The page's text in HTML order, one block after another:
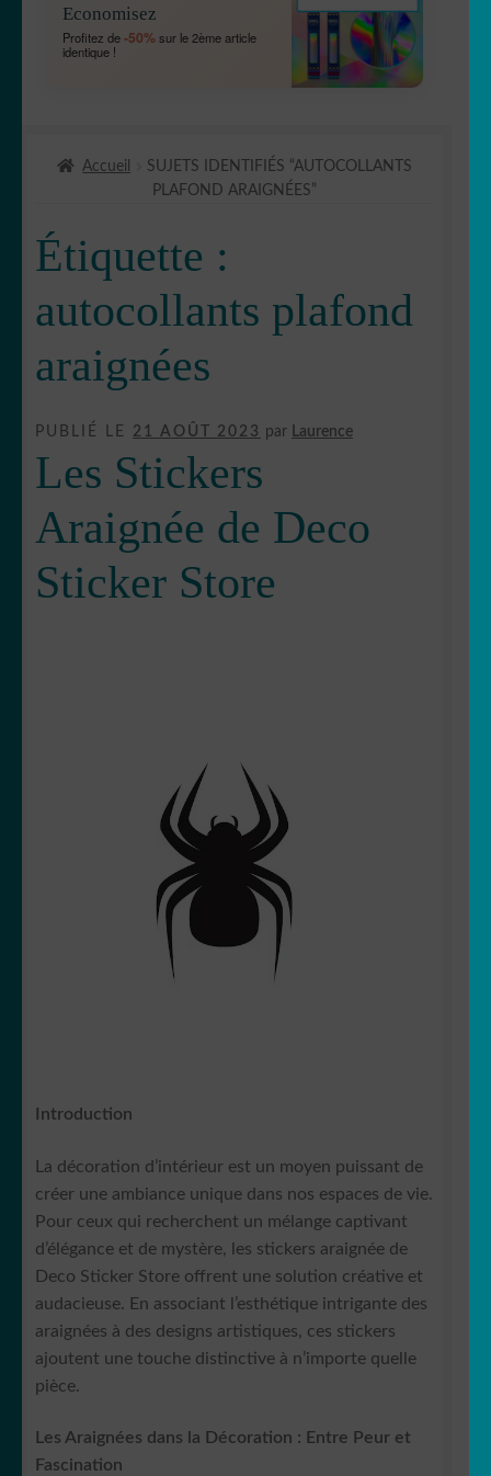
MENU
ENFANT
OUVRIR
LE
MENU
OUVRIR
ENFANT
LE
🐣 Décoration chambre Enfants
MENU
Générateur de sticker
☕ Mugs
Fait au Japon 🇯🇵
Votre espace
Economisez
Profitez de-50%sur le 2ème article
identique !
Accueil
SUJETS IDENTIFIÉS “AUTOCOLLANTS
PLAFOND ARAIGNÉES”
Étiquette :
autocollants plafond
araignées
PUBLIÉ LE 21 AOÛT 2023 par Laurence
Les Stickers
Araignée de Deco
Sticker Store
Introduction
La décoration d’intérieur est un moyen puissant de
créer une ambiance unique dans nos espaces de vie.
Pour ceux qui recherchent un mélange captivant
d’élégance et de mystère, les stickers araignée de
Deco Sticker Store offrent une solution créative et
audacieuse. En associant l’esthétique intrigante des
araignées à des designs artistiques, ces stickers
ajoutent une touche distinctive à n’importe quelle
pièce.
Les Araignées dans la Décoration : Entre Peur et
Fascination